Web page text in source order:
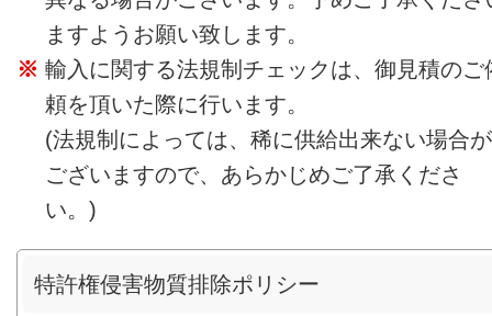
ますようお願い致します。
輸入に関する法規制チェックは、御見積のご
頼を頂いた際に行います。
(法規制によっては、稀に供給出来ない場合が
ございますので、あらかじめご了承くださ
い。)
特許権侵害物質排除ポリシー